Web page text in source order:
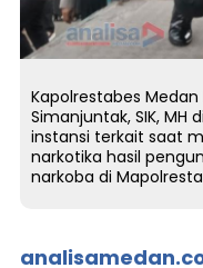
Kapolrestabes Medan
Simanjuntak, SIK,
instansi terkait saat
narkotika hasil
narkoba di